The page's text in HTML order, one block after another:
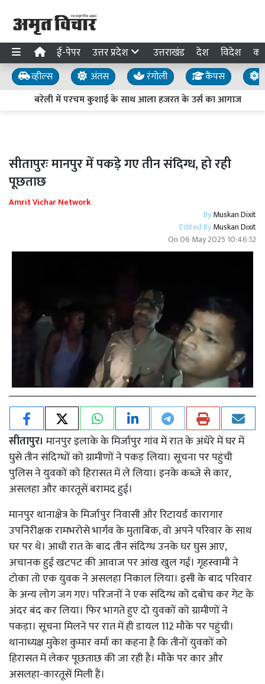
ई-पेपर उत्तर प्रदेश उत्तराखंड देश विदेश
व्हील्स अंतस रंगोली कैंपस
बरेली में परचम कुशाई के साथ आला हजरत के उर्स का आगाज
सीतापुरः मानपुर में पकड़े गए तीन संदिग्ध, हो रही
पूछताछ
Amrit Vichar Network
ByMuskan Dixit
Edited ByMuskan Dixit
On06 May 2025 10:46:12
सीतापुर। मानपुर इलाके के मिर्जापुर गांव में रात के अंधेरे में घर में
घुसे तीन संदिग्धों को ग्रामीणों ने पकड़ लिया। सूचना पर पहुंची
पुलिस ने युवकों को हिरासत में ले लिया। इनके कब्जे से कार,
असलहा और कारतूसें बरामद हुई।
मानपुर थानाक्षेत्र के मिर्जापुर निवासी और रिटायर्ड कारागार
उपनिरीक्षक रामभरोसे भार्गव के मुताबिक, वो अपने परिवार के साथ
घर पर थे। आधी रात के बाद तीन संदिग्ध उनके घर घुस आए,
अचानक हुई खटपट की आवाज पर आंख खुल गई। गृहस्वामी ने
टोका तो एक युवक ने असलहा निकाल लिया। इसी के बाद परिवार
के अन्य लोग जग गए। परिजनों ने एक संदिग्ध को दबोच कर गेट के
अंदर बंद कर लिया। फिर भागते हुए दो युवकों को ग्रामीणों ने
पकड़ा। सूचना मिलने पर रात में ही डायल 112 मौके पर पहुंची।
थानाध्यक्ष मुकेश कुमार वर्मा का कहना है कि तीनों युवकों को
हिरासत में लेकर पूछताछ की जा रही है। मौके पर कार और
असलहा-कारतूसें मिली हैं।